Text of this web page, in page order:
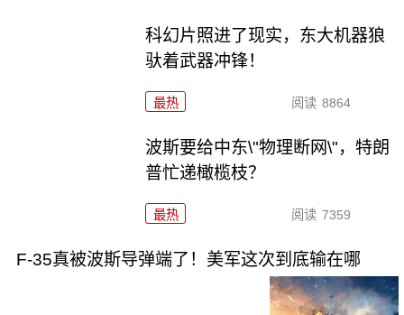
科幻片照进了现实，东大机器狼
驮着武器冲锋！
最热 阅读 8864
波斯要给中东\"物理断网\"，特朗
普忙递橄榄枝？
最热 阅读 7359
F-35真被波斯导弹端了！美军这次到底输在哪